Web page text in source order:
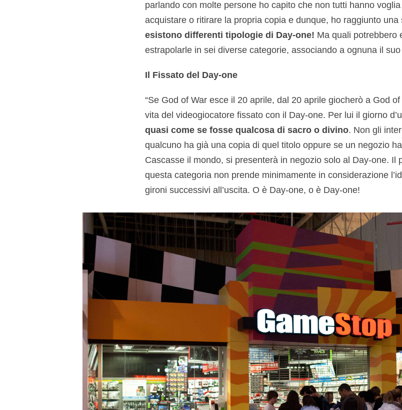
parlando con molte persone ho capito che non tutti hanno
acquistare o ritirare la propria copia e dunque, ho raggiunto
esistono differenti tipologie di Day-one! Ma quali potrebbero
estrapolarle in sei diverse categorie, associando a ognuna il
Il Fissato del Day-one
“Se God of War esce il 20 aprile, dal 20 aprile giocherò a God
vita del videogiocatore fissato con il Day-one. Per lui il giorno
quasi come se fosse qualcosa di sacro o divino. Non gli
qualcuno ha già una copia di quel titolo oppure se un negozio
Cascasse il mondo, si presenterà in negozio solo al Day-one. Il
questa categoria non prende minimamente in considerazione
gironi successivi all’uscita. O è Day-one, o è Day-one!